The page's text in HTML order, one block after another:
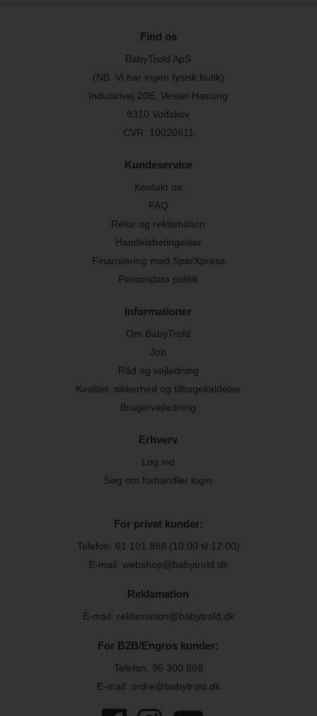
Find os
BabyTrold ApS
(NB. Vi har ingen fysisk butik)
Industrivej 20E, Vester Hassing
9310 Vodskov
CVR: 10020611
Kundeservice
Kontakt os
FAQ
Retur og reklamation
Handelsbetingelser
Finansiering med SparXpress
Persondata politik
Informationer
Om BabyTrold
Job
Råd og vejledning
Kvalitet, sikkerhed og tilbagekaldelse
Brugervejledning
Erhverv
Log ind
Søg om forhandler login
For privat kunder:
Telefon: 61 101 888 (10:00 til 12:00)
E-mail: webshop@babytrold.dk
Reklamation
E-mail: reklamation@babytrold.dk
For B2B/Engros kunder:
Telefon: 96 300 888
E-mail: ordre@babytrold.dk